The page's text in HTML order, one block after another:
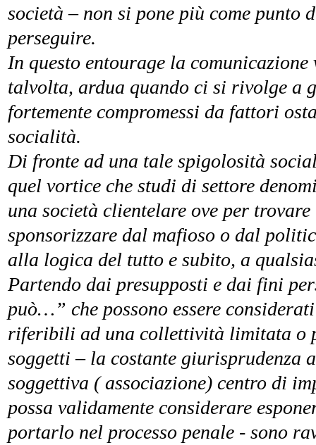
società – non si pone più come punto
perseguire.
In questo entourage la
talvolta, ardua quando ci si rivolge a
fortemente compromessi da fattori
socialità.
Di fronte ad una tale spigolosità
quel vortice che studi di settore
una società clientelare ove per
sponsorizzare dal mafioso o dal
alla logica del tutto e subito, a
Partendo dai presupposti e dai fini
può…” che possono essere
riferibili ad una collettività limitata o
soggetti – la costante giurisprudenza
soggettiva ( associazione) centro di
possa validamente considerare
portarlo nel processo penale - sono